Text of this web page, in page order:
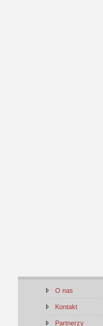
O nas
Kontakt
Partnerzy